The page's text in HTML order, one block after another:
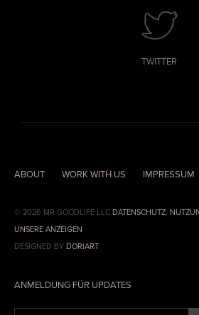
TWITTER
ABOUT WORK WITH US IMPRESSUM
© 2026 MR.GOODLIFE LLC DATENSCHUTZ,
UNSERE ANZEIGEN
DESIGNED BY DORIART
ANMELDUNG FÜR UPDATES